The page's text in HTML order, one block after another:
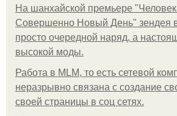
На шанхайской премьере
Совершенно Новый День" зендея
просто очередной наряд, а
высокой моды.
Работа в MLM, то есть сетевой
неразрывно связана с создание
своей страницы в соц сетях.